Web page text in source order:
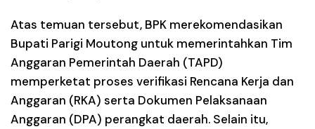
Atas temuan tersebut, BPK merekomendasikan
Bupati Parigi Moutong untuk memerintahkan Tim
Anggaran Pemerintah Daerah (TAPD)
memperketat proses verifikasi Rencana Kerja dan
Anggaran (RKA) serta Dokumen Pelaksanaan
Anggaran (DPA) perangkat daerah. Selain itu,